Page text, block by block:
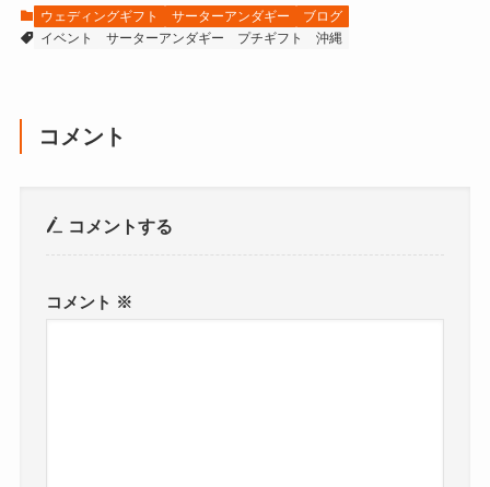
ウェディングギフト サーターアンダギー
ブログ
イベント
サーターアンダギー プチギフト 沖縄
コメント
コメントする
コメント ※